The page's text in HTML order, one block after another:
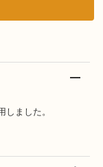
ました。